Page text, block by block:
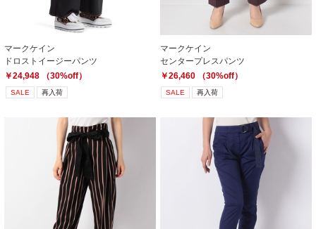
マークケイン
ドロストイージーパンツ
￥24,948 （30%off）
SALE 再入荷
マークケイン
センタープレスパンツ
￥26,460 （30%off）
SALE 再入荷